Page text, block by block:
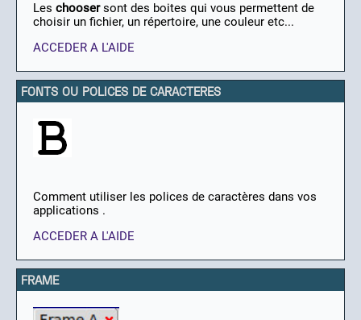
Les choosersont des boites qui vous permettent de
choisir un fichier, un répertoire, une couleur etc...
ACCEDER A L'AIDE
FONTS OU POLICES DE CARACTERES
Comment utiliser les polices de caractères dans vos
applications .
ACCEDER A L'AIDE
FRAME